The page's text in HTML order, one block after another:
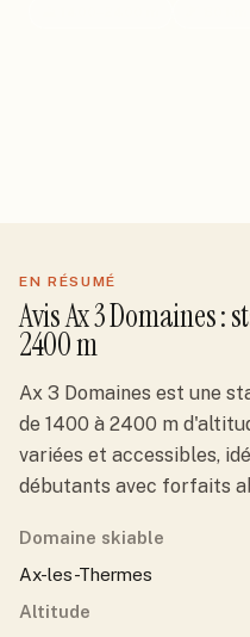
EN RÉSUMÉ
AvisAx 3 Domaines:
2400 m
Ax 3 Domaines est une
de 1400 à 2400 m
variées et accessibles,
débutants avec forfaits
Domaine skiable
Ax-les-Thermes
Altitude